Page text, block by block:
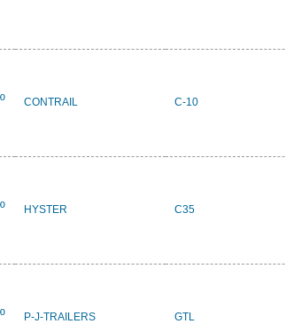
CONTRAIL C-10
HYSTER C35
P-J-TRAILERS GTL